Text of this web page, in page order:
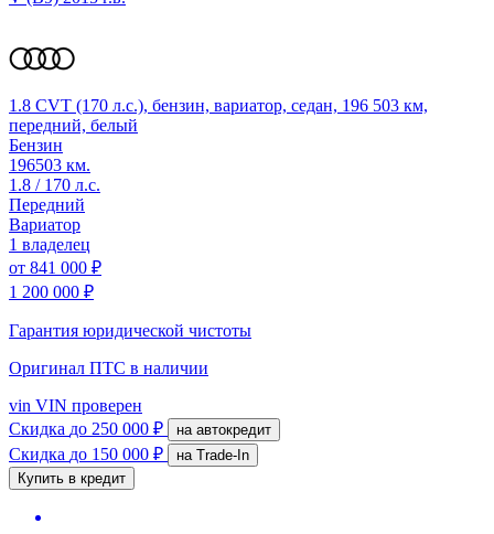
1.8 CVT (170 л.с.), бензин, вариатор, седан, 196 503 км,
передний, белый
Бензин
196503 км.
1.8 / 170 л.с.
Передний
Вариатор
1 владелец
от 841 000 ₽
1 200 000 ₽
Гарантия юридической чистоты
Оригинал ПТС в наличии
vin VIN проверен
Скидка до 250 000 ₽ на автокредит
Скидка до 150 000 ₽
на Trade-In
Купить в кредит